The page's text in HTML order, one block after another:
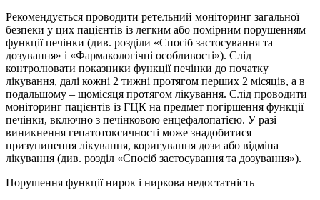
Рекомендується проводити ретельний моніторинг загальної
безпеки у цих пацієнтів із легким або помірним порушенням
функції печінки (див. розділи «Спосіб застосування та
дозування» і «Фармакологічні особливості»). Слід
контролювати показники функції печінки до початку
лікування, далі кожні 2 тижні протягом перших 2 місяців, а в
подальшому – щомісяця протягом лікування. Слід проводити
моніторинг пацієнтів із ГЦК на предмет погіршення функції
печінки, включно з печінковою енцефалопатією. У разі
виникнення гепатотоксичності може знадобитися
призупинення лікування, коригування дози або відміна
лікування (див. розділ «Спосіб застосування та дозування»).
Порушення функції нирок і ниркова недостатність